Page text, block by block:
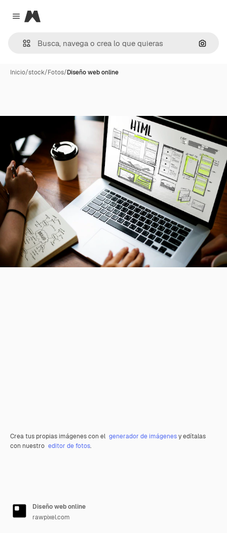
Close menu
Magnific
Inicio/stock/Fotos/Diseño web online
Crea tus propias imágenes con el generador de imágenesy edítalas
con nuestro editor de fotos.
Diseño web online
rawpixel.com